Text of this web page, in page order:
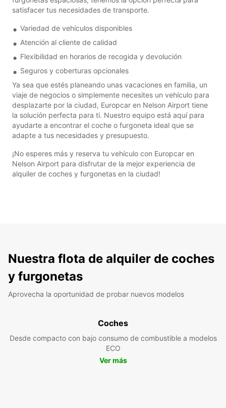
satisfacer tus necesidades de transporte.
Variedad de vehículos disponibles
Atención al cliente de calidad
Flexibilidad en horarios de recogida y devolución
Seguros y coberturas opcionales
Ya sea que estés planeando unas vacaciones en familia, un
viaje de negocios o simplemente necesites un vehículo para
desplazarte por la ciudad, Europcar en Nelson Airport tiene
la solución perfecta para ti. Nuestro equipo está aquí para
ayudarte a encontrar el coche o furgoneta ideal que se
adapte a tus necesidades y presupuesto.
¡No esperes más y reserva tu vehículo con Europcar en
Nelson Airport para disfrutar de la mejor experiencia de
alquiler de coches y furgonetas en la ciudad!
Nuestra flota de alquiler de coches
y furgonetas
Aprovecha la oportunidad de probar nuevos modelos
Coches
Desde compacto con bajo consumo de combustible a modelos
ECO
Ver más